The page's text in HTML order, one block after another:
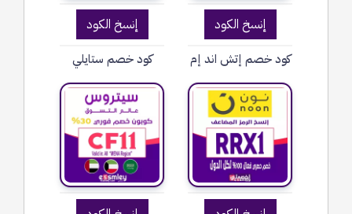
إنسخ الكود
كود خصم إتش اند إم
إنسخ الكود
كود خصم ستايلي